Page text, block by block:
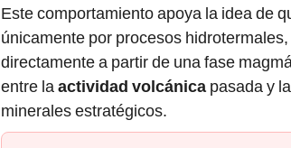
Este comportamiento apoya la idea de
únicamente por procesos
directamente a partir de una fase
entre la actividad volcánica pasada y
minerales estratégicos.